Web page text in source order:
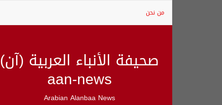
من نحن
صحيفة الأنباء العربية (آن)
aan-news
Arabian Alanbaa News